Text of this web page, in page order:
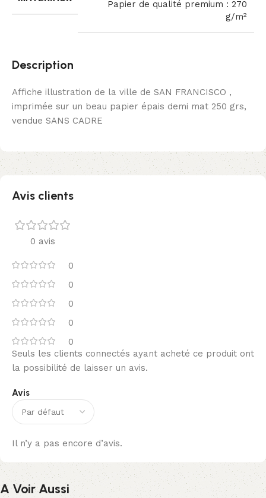
Papier de qualité premium : 270
g/m²
Description
Affiche illustration de la ville de SAN FRANCISCO ,
imprimée sur un beau papier épais demi mat 250 grs,
vendue SANS CADRE
Avis clients
0 avis
0
0
0
0
0
Avis
Il n’y a pas encore d’avis.
Seuls les clients connectés ayant acheté ce produit ont
la possibilité de laisser un avis.
A Voir Aussi